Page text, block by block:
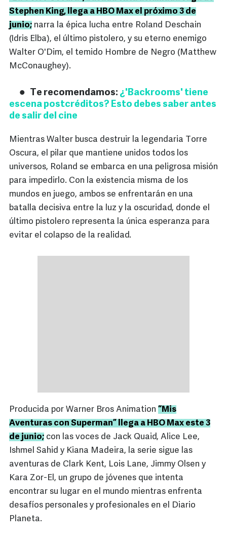
Stephen King, llega a HBO Max el próximo 3 de
junio; narra la épica lucha entre Roland Deschain
(Idris Elba), el último pistolero, y su eterno enemigo
Walter O'Dim, el temido Hombre de Negro (Matthew
McConaughey).
Te recomendamos: ¿'Backrooms' tiene
escena postcréditos? Esto debes saber antes
de salir del cine
Mientras Walter busca destruir la legendaria Torre
Oscura, el pilar que mantiene unidos todos los
universos, Roland se embarca en una peligrosa misión
para impedirlo. Con la existencia misma de los
mundos en juego, ambos se enfrentarán en una
batalla decisiva entre la luz y la oscuridad, donde el
último pistolero representa la única esperanza para
evitar el colapso de la realidad.
Producida por Warner Bros Animation “Mis
Aventuras con Superman” llega a HBO Max este 3
de junio; con las voces de Jack Quaid, Alice Lee,
Ishmel Sahid y Kiana Madeira, la serie sigue las
aventuras de Clark Kent, Lois Lane, Jimmy Olsen y
Kara Zor-El, un grupo de jóvenes que intenta
encontrar su lugar en el mundo mientras enfrenta
desafíos personales y profesionales en el Diario
Planeta.